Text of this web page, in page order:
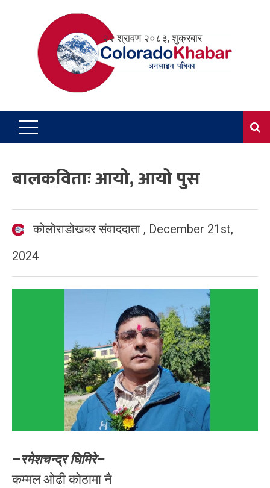
२२ श्रावण २०८३, शुक्रबार
बालकविताः आयो, आयो पुस
कोलोराडोखबर संवाददाता , December 21st,
2024
–रमेशचन्द्र घिमिरे–
कम्मल ओढी कोठामा नै